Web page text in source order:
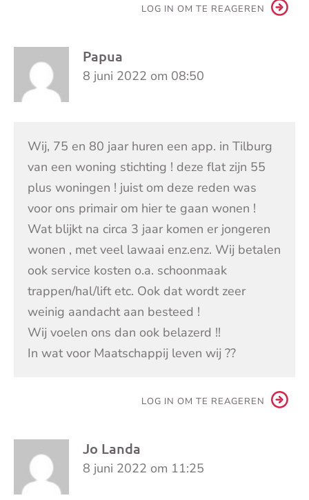
LOG IN OM TE REAGEREN
Papua
8 juni 2022 om 08:50
Wij, 75 en 80 jaar huren een app. in Tilburg
van een woning stichting ! deze flat zijn 55
plus woningen ! juist om deze reden was
voor ons primair om hier te gaan wonen !
Wat blijkt na circa 3 jaar komen er jongeren
wonen , met veel lawaai enz.enz. Wij betalen
ook service kosten o.a. schoonmaak
trappen/hal/lift etc. Ook dat wordt zeer
weinig aandacht aan besteed !
Wij voelen ons dan ook belazerd !!
In wat voor Maatschappij leven wij ??
LOG IN OM TE REAGEREN
Jo Landa
8 juni 2022 om 11:25